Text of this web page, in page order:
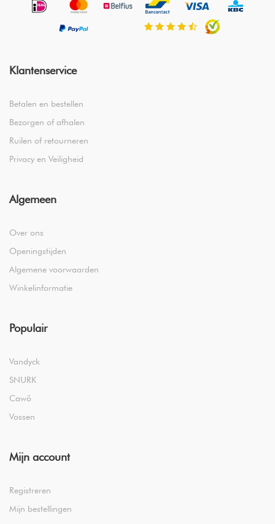
Klantenservice
Betalen en bestellen
Bezorgen of afhalen
Ruilen of retourneren
Privacy en Veiligheid
Algemeen
Over ons
Openingstijden
Algemene voorwaarden
Winkelinformatie
Populair
Vandyck
SNURK
Cawö
Vossen
Mijn account
Registreren
Mijn bestellingen